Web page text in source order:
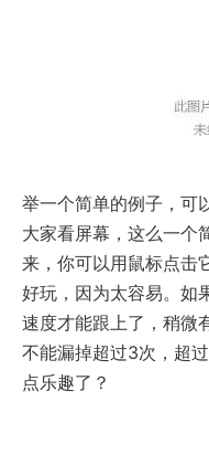
举一个简单的例子，可
大家看屏幕，这么一个
来，你可以用鼠标点击
好玩，因为太容易。如
速度才能跟上了，稍微
不能漏掉超过3次，超
点乐趣了？